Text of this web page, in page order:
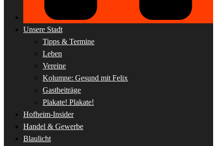
Unsere Stadt
Tipps & Termine
Leben
Vereine
Kolumne: Gesund mit Felix
Gastbeiträge
Plakate! Plakate!
Hofheim-Insider
Handel & Gewerbe
Blaulicht